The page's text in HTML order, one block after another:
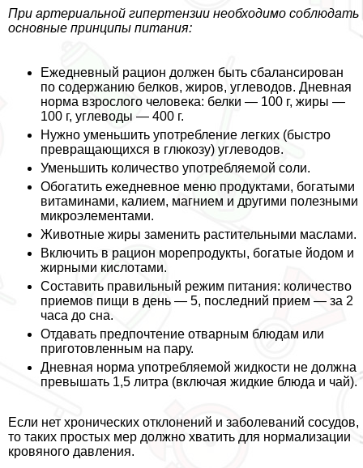
При артериальной гипертензии необходимо соблюдать
основные принципы питания:
Ежедневный рацион должен быть сбалансирован
по содержанию белков, жиров, углеводов. Дневная
норма взрослого человека: белки — 100 г, жиры —
100 г, углеводы — 400 г.
Нужно уменьшить употрeбление легких (быстро
превращающихся в глюкозу) углеводов.
Уменьшить количество употрeбляемой соли.
Обогатить ежедневное меню продуктами, богатыми
витаминами, калием, магнием и другими полезными
микроэлементами.
Животные жиры заменить растительными маслами.
Включить в рацион морепродукты, богатые йодом и
жирными кислотами.
Составить правильный режим питания: количество
приемов пищи в день — 5, последний прием — за 2
часа до сна.
Отдавать предпочтение отварным блюдам или
приготовленным на пару.
Дневная норма употрeбляемой жидкости не должна
превышать 1,5 литра (включая жидкие блюда и чай).
Если нет хронических отклонений и заболеваний сосудов,
то таких простых мер должно хватить для нормализации
кровяного давления.